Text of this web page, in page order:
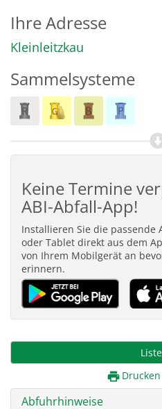
Ihre Adresse
Kleinleitzkau
Sammelsysteme
Keine Termine
ABI-Abfall-App!
Installieren Sie die passende
oder Tablet direkt aus dem
von Ihrem Mobilgerät an
erinnern.
Liste
print Drucken
Abfuhrhinweise